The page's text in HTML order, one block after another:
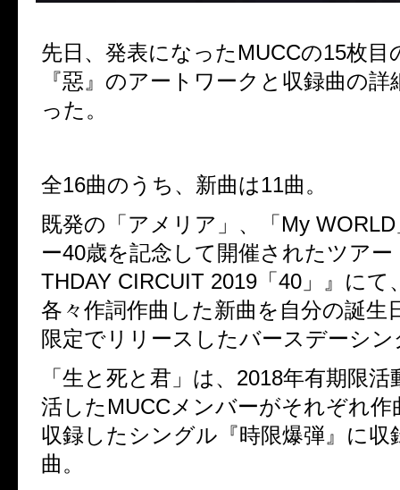
先日、発表になった MUCCの15枚目
『惡』のアートワークと収録曲の
った。
全16曲のうち、新曲は11曲。
既発の「アメリア」、「 My WORLD
ー40歳を記念して開催されたツアー
THDAY CIRCUIT 2019 「 40 」』にて
各々作詞作曲した新曲を自分の誕生
限定でリリースしたバースデーシン
「生と死と君」は、 2018年有期限活
活した MUCC メンバーがそれぞれ作
収録したシングル『時限爆弾』に収
曲。